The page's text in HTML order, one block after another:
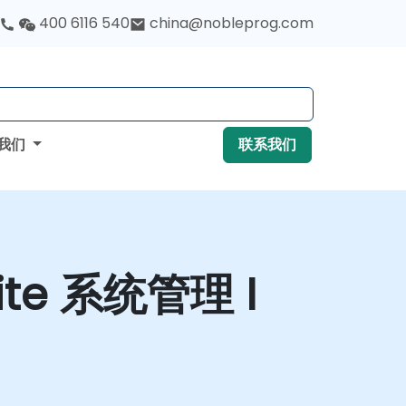
400 6116 540 china@nobleprog.com
们 联系我们
系统管理 I